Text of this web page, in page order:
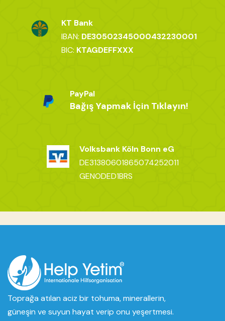
KT Bank
IBAN: DE30502345000432230001
BIC: KTAGDEFFXXX
PayPal
Bağış Yapmak İçin Tıklayın!
Volksbank Köln Bonn eG
DE31380601865074252011
GENODED1BRS
Toprağa atılan aciz bir tohuma, minerallerin,
güneşin ve suyun hayat verip onu yeşertmesi.